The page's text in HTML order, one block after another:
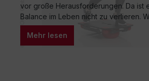
vor große Herausforderungen. Da ist
Balance im Leben nicht zu verlieren.
körperliche Anspannung und Stress
müssen wir unsere Komfortzone
unsere Lebenskompetenzen
Mehr lesen